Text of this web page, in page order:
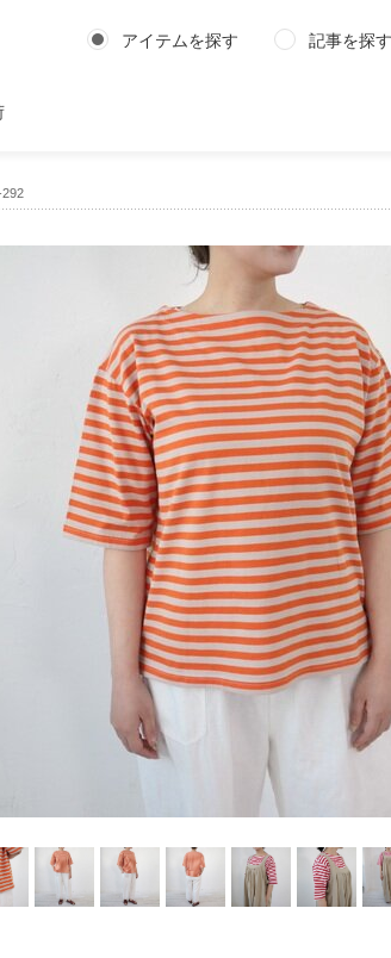
アイテムを探す 記事を探す